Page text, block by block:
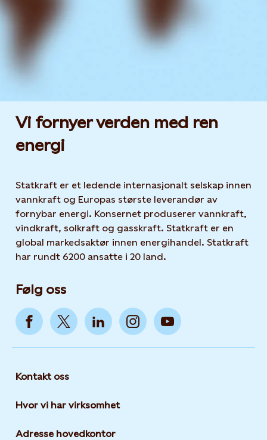
Vi fornyer verden med ren
energi
Statkraft er et ledende internasjonalt selskap innen
vannkraft og Europas største leverandør av
fornybar energi. Konsernet produserer vannkraft,
vindkraft, solkraft og gasskraft. Statkraft er en
global markedsaktør innen energihandel. Statkraft
har rundt 6200 ansatte i 20 land.
Følg oss
Kontakt oss
Hvor vi har virksomhet
Adresse hovedkontor